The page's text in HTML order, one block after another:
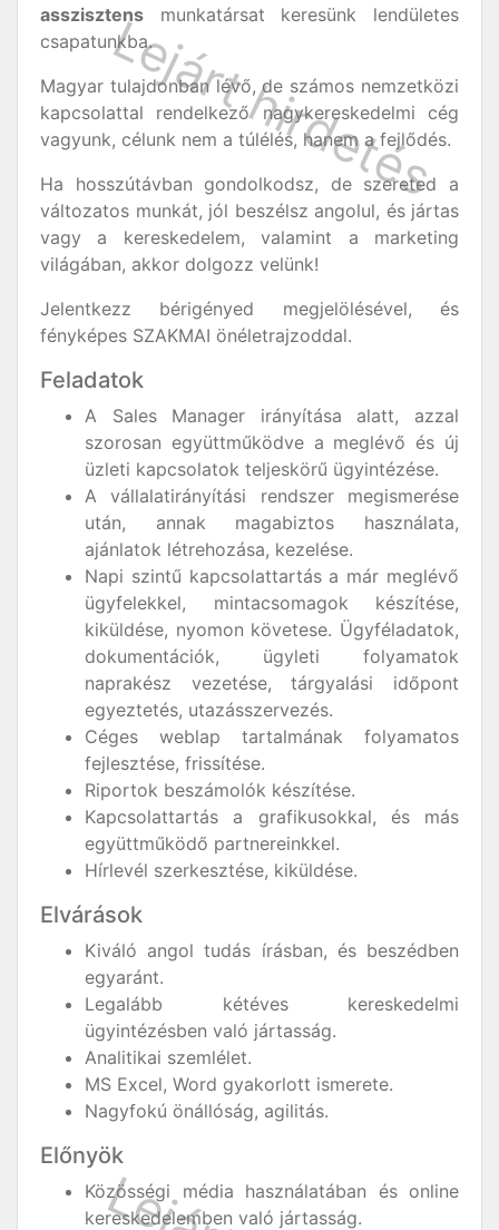
asszisztens munkatársat keresünk lendületes
csapatunkba.
Magyar tulajdonban lévő, de számos nemzetközi
kapcsolattal rendelkező nagykereskedelmi cég
vagyunk, célunk nem a túlélés, hanem a fejlődés.
Ha hosszútávban gondolkodsz, de szereted a
változatos munkát, jól beszélsz angolul, és jártas
vagy a kereskedelem, valamint a marketing
világában, akkor dolgozz velünk!
Jelentkezz bérigényed megjelölésével, és
fényképes SZAKMAI önéletrajzoddal.
Feladatok
A Sales Manager irányítása alatt, azzal
szorosan együttműködve a meglévő és új
üzleti kapcsolatok teljeskörű ügyintézése.
A vállalatirányítási rendszer megismerése
után, annak magabiztos használata,
ajánlatok létrehozása, kezelése.
Napi szintű kapcsolattartás a már meglévő
ügyfelekkel, mintacsomagok készítése,
kiküldése, nyomon követese. Ügyféladatok,
dokumentációk, ügyleti folyamatok
naprakész vezetése, tárgyalási időpont
egyeztetés, utazásszervezés.
Céges weblap tartalmának folyamatos
fejlesztése, frissítése.
Riportok beszámolók készítése.
Kapcsolattartás a grafikusokkal, és más
együttműködő partnereinkkel.
Hírlevél szerkesztése, kiküldése.
Elvárások
Kiváló angol tudás írásban, és beszédben
egyaránt.
Legalább kétéves kereskedelmi
ügyintézésben való jártasság.
Analitikai szemlélet.
MS Excel, Word gyakorlott ismerete.
Nagyfokú önállóság, agilitás.
Előnyök
Közösségi média használatában és online
kereskedelemben való jártasság.